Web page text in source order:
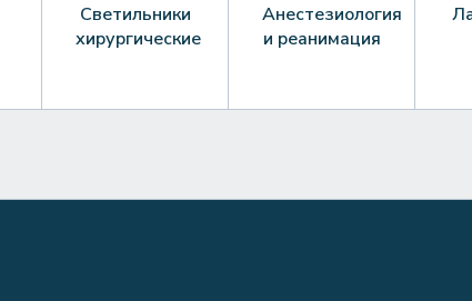
Светильники
хирургические
Анестезиология
и реанимация